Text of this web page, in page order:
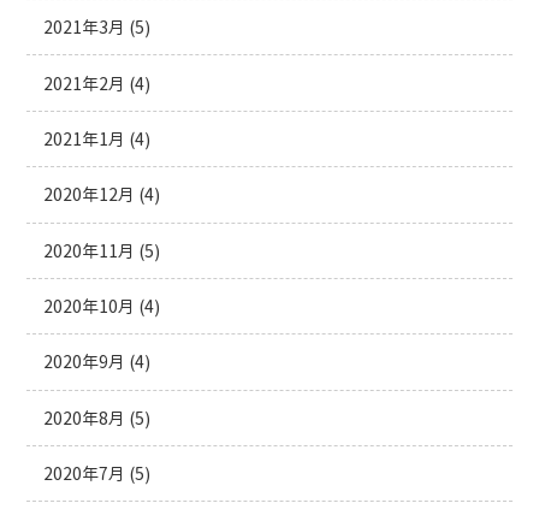
2021年3月 (5)
2021年2月 (4)
2021年1月 (4)
2020年12月 (4)
2020年11月 (5)
2020年10月 (4)
2020年9月 (4)
2020年8月 (5)
2020年7月 (5)